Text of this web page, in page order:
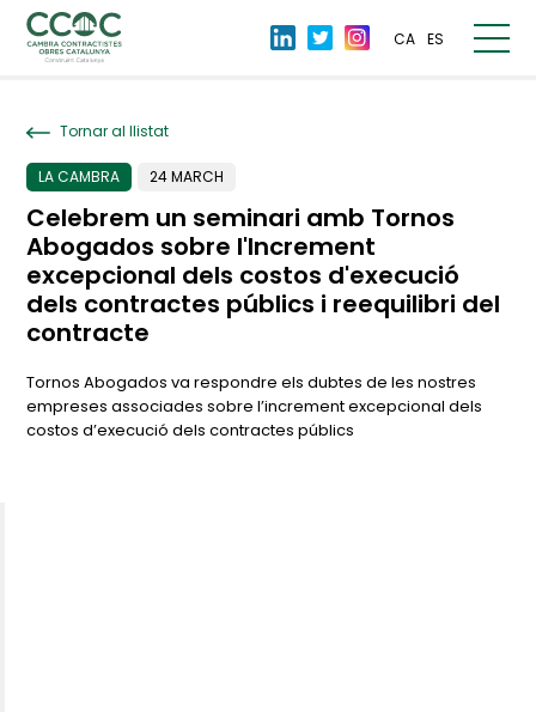
CA ES
Tornar al llistat
LA CAMBRA 24 MARCH
Celebrem un seminari amb Tornos
Abogados sobre l'Increment
excepcional dels costos d'execució
dels contractes públics i reequilibri del
contracte
Tornos Abogados va respondre els dubtes de les nostres
empreses associades sobre l’increment excepcional dels
costos d’execució dels contractes públics